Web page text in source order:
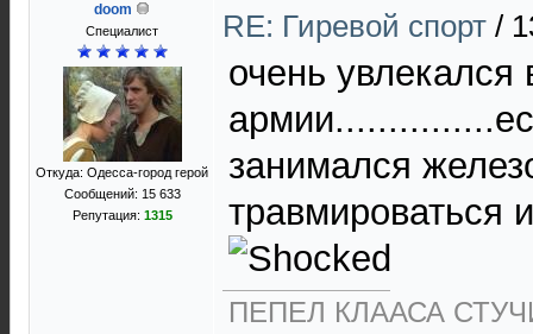
doom
Специалист
Откуда: Одесса-город герой
Сообщений: 15 633
Репутация: 1315
RE: Гиревой спорт /
очень увлекался
занимался
травмироваться
ПЕПЕЛ КЛААСА